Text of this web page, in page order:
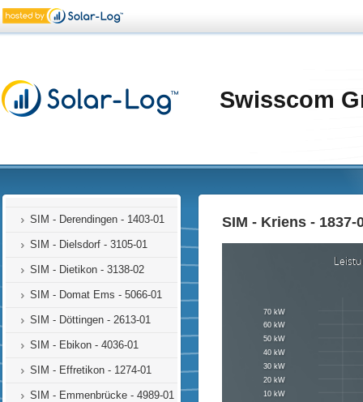
Swisscom
SIM - Brunnen - 1000-01
SIM - Bursinel - 1614-01
SIM - Cagiallo - 1346-01
SIM - Castione - 1320-01
01
SIM - Chur - 5087-01
SIM - Derendingen - 1403-01
SIM - Dielsdorf - 3105-01
SIM - Dietikon - 3138-02
SIM - Domat Ems - 5066-01
SIM - Döttingen - 2613-01
SIM - Ebikon - 4036-01
SIM - Effretikon - 1274-01
SIM - Emmenbrücke - 4989-01
SIM - Kriens - 1837-